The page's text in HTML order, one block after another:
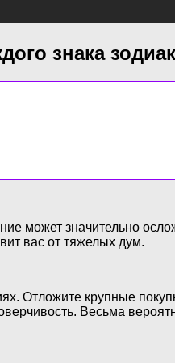
знака
может значительно
вас от тяжелых дум.
Отложите крупные
Весьма